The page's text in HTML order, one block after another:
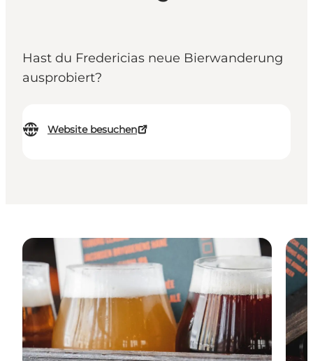
Hast du Fredericias neue Bierwanderung
ausprobiert?
Website besuchen